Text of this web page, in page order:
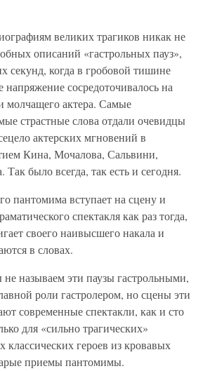
великих трагиков никак не
описаний «гастрольных пауз»,
секунд, когда в гробовой тишине
напряжение сосредоточивалось на
молчащего актера. Самые
страстные слова отдали очевидцы
актерских мгновений в
Кина, Мочалова, Сальвини,
было всегда, так есть и сегодня.
пантомима вступает на сцену и
спектакля как раз тогда,
своего наивысшего накала и
в словах.
называем эти паузы гастрольными,
роли гастролером, но сцены эти
современные спектакли, как и сто
для «сильно трагических»
классических героев из кровавых
приемы пантомимы.